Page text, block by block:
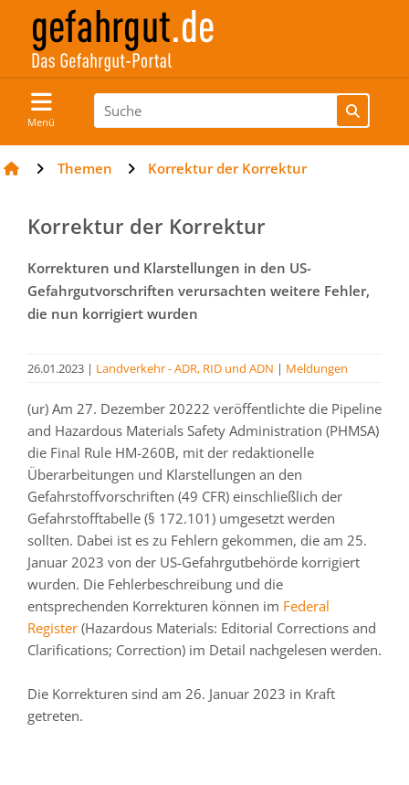
Menü
Themen Korrektur der Korrektur
Korrektur der Korrektur
Korrekturen und Klarstellungen in den US-
Gefahrgutvorschriften verursachten weitere Fehler,
die nun korrigiert wurden
26.01.2023 | Landverkehr - ADR, RID und ADN | Meldungen
(ur) Am 27. Dezember 20222 veröffentlichte die Pipeline
and Hazardous Materials Safety Administration (PHMSA)
die Final Rule HM-260B, mit der redaktionelle
Überarbeitungen und Klarstellungen an den
Gefahrstoffvorschriften (49 CFR) einschließlich der
Gefahrstofftabelle (§ 172.101) umgesetzt werden
sollten. Dabei ist es zu Fehlern gekommen, die am 25.
Januar 2023 von der US-Gefahrgutbehörde korrigiert
wurden. Die Fehlerbeschreibung und die
entsprechenden Korrekturen können im Federal
Register (Hazardous Materials: Editorial Corrections and
Clarifications; Correction) im Detail nachgelesen werden.
Die Korrekturen sind am 26. Januar 2023 in Kraft
getreten.